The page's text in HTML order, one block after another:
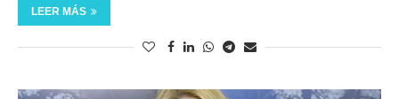
LEER MÁS